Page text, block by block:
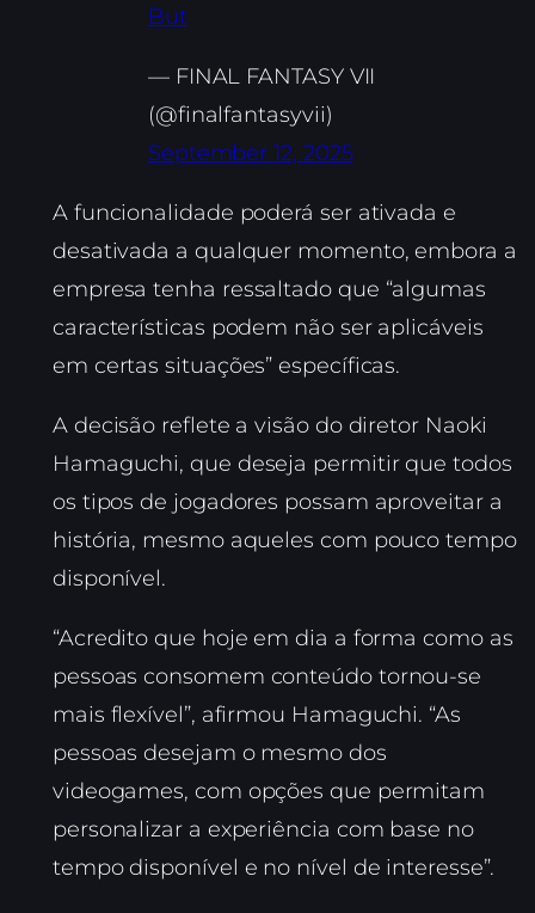
But
— FINAL FANTASY VII
(@finalfantasyvii)
September 12, 2025
A funcionalidade poderá ser ativada e
desativada a qualquer momento, embora a
empresa tenha ressaltado que “algumas
características podem não ser aplicáveis
em certas situações” específicas.
A decisão reflete a visão do diretor Naoki
Hamaguchi, que deseja permitir que todos
os tipos de jogadores possam aproveitar a
história, mesmo aqueles com pouco tempo
disponível.
“Acredito que hoje em dia a forma como as
pessoas consomem conteúdo tornou-se
mais flexível”, afirmou Hamaguchi. “As
pessoas desejam o mesmo dos
videogames, com opções que permitam
personalizar a experiência com base no
tempo disponível e no nível de interesse”.